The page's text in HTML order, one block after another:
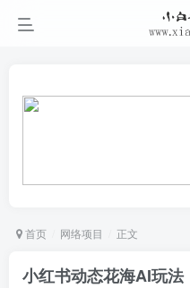
首页 网络项目 正文
小红书动态花海AI玩